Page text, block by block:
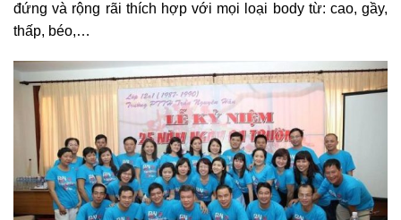
đứng và rộng rãi thích hợp với mọi loại body từ: cao, gầy,
thấp, béo,…